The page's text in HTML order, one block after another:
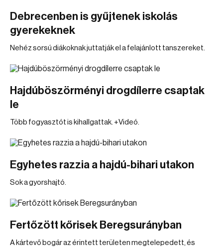
Debrecenben is gyűjtenek iskolás
gyerekeknek
Nehéz sorsú diákoknak juttatják el a felajánlott tanszereket.
Hajdúböszörményi drogdílerre csaptak
le
Több fogyasztót is kihallgattak. +Videó.
Egyhetes razzia a hajdú-bihari utakon
Sok a gyorshajtó.
Fertőzött kőrisek Beregsurányban
A kártevő bogár az érintett területen megtelepedett, és